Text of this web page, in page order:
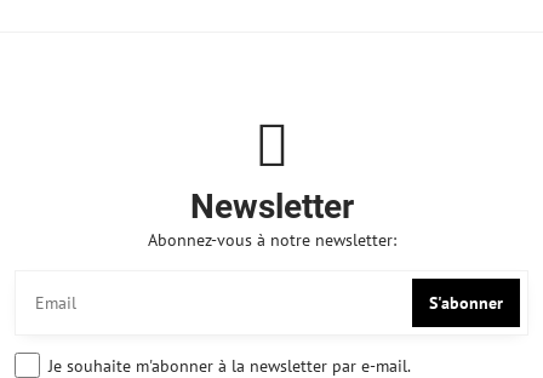
Newsletter
Abonnez-vous à notre newsletter:
S'abonner
Je souhaite m'abonner à la newsletter par e-mail.